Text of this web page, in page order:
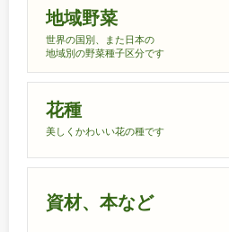
地域野菜
世界の国別、また日本の
地域別の野菜種子区分です
花種
美しくかわいい花の種です
資材、本など